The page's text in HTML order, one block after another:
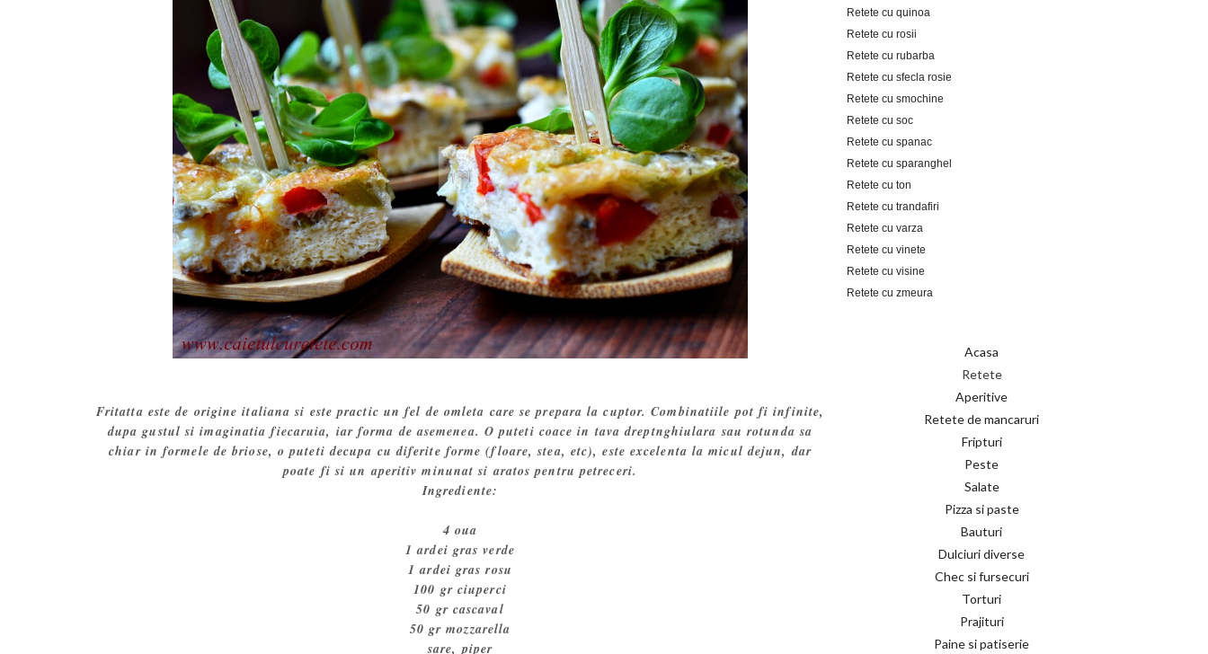
Fritatta este de origine italiana si este practic un fel de omleta care se prepara la cuptor. Combinatiile pot fi infinite,
dupa gustul si imaginatia fiecaruia, iar forma de asemenea. O puteti coace in tava dreptnghiulara sau rotunda sa
chiar in formele de briose, o puteti decupa cu diferite forme (floare, stea, etc), este excelenta la micul dejun, dar
poate fi si un aperitiv minunat si aratos pentru petreceri.
Ingrediente:
4 oua
1 ardei gras verde
1 ardei gras rosu
100 gr ciuperci
50 gr cascaval
50 gr mozzarella
sare, piper
Retete cu quinoa
Retete cu rosii
Retete cu rubarba
Retete cu sfecla rosie
Retete cu smochine
Retete cu soc
Retete cu spanac
Retete cu sparanghel
Retete cu ton
Retete cu trandafiri
Retete cu varza
Retete cu vinete
Retete cu visine
Retete cu zmeura
Acasa
Retete
Aperitive
Retete de mancaruri
Fripturi
Peste
Salate
Pizza si paste
Bauturi
Dulciuri diverse
Chec si fursecuri
Torturi
Prajituri
Paine si patiserie